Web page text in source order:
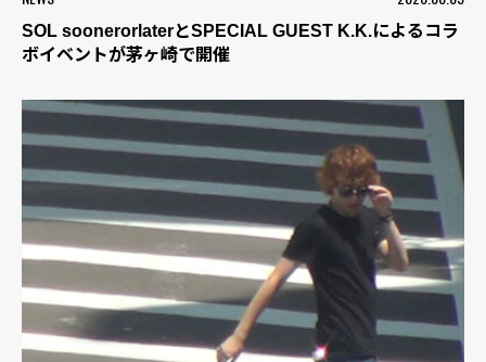
SOL soonerorlaterとSPECIAL GUEST K.K.によるコラ
ボイベントが茅ヶ崎で開催